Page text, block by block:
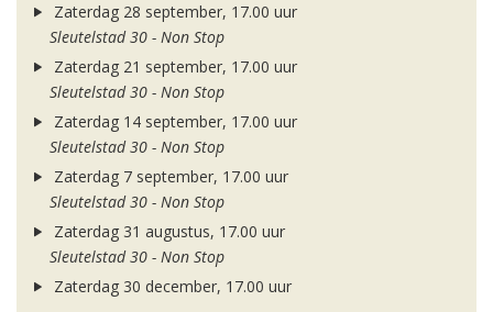
Zaterdag 28 september, 17.00 uur
Sleutelstad 30 - Non Stop
Zaterdag 21 september, 17.00 uur
Sleutelstad 30 - Non Stop
Zaterdag 14 september, 17.00 uur
Sleutelstad 30 - Non Stop
Zaterdag 7 september, 17.00 uur
Sleutelstad 30 - Non Stop
Zaterdag 31 augustus, 17.00 uur
Sleutelstad 30 - Non Stop
Zaterdag 30 december, 17.00 uur